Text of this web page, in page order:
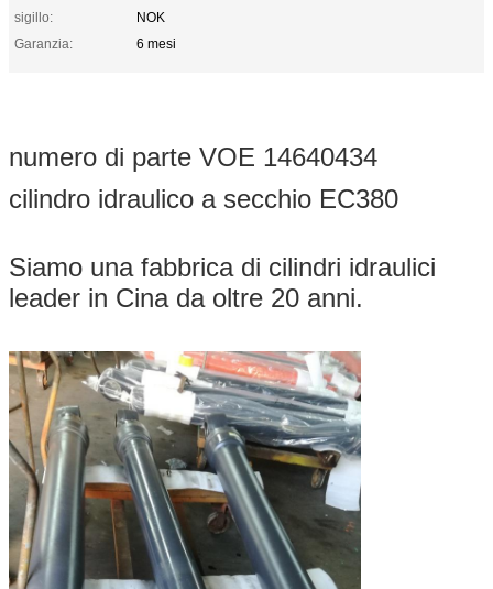
sigillo:
NOK
Garanzia:
6 mesi
numero di parte VOE 14640434
cilindro idraulico a secchio EC380
Siamo una fabbrica di cilindri idraulici
leader in Cina da oltre 20 anni.